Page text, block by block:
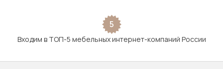
5
Входим в ТОП-5 мебельных интернет-компаний России